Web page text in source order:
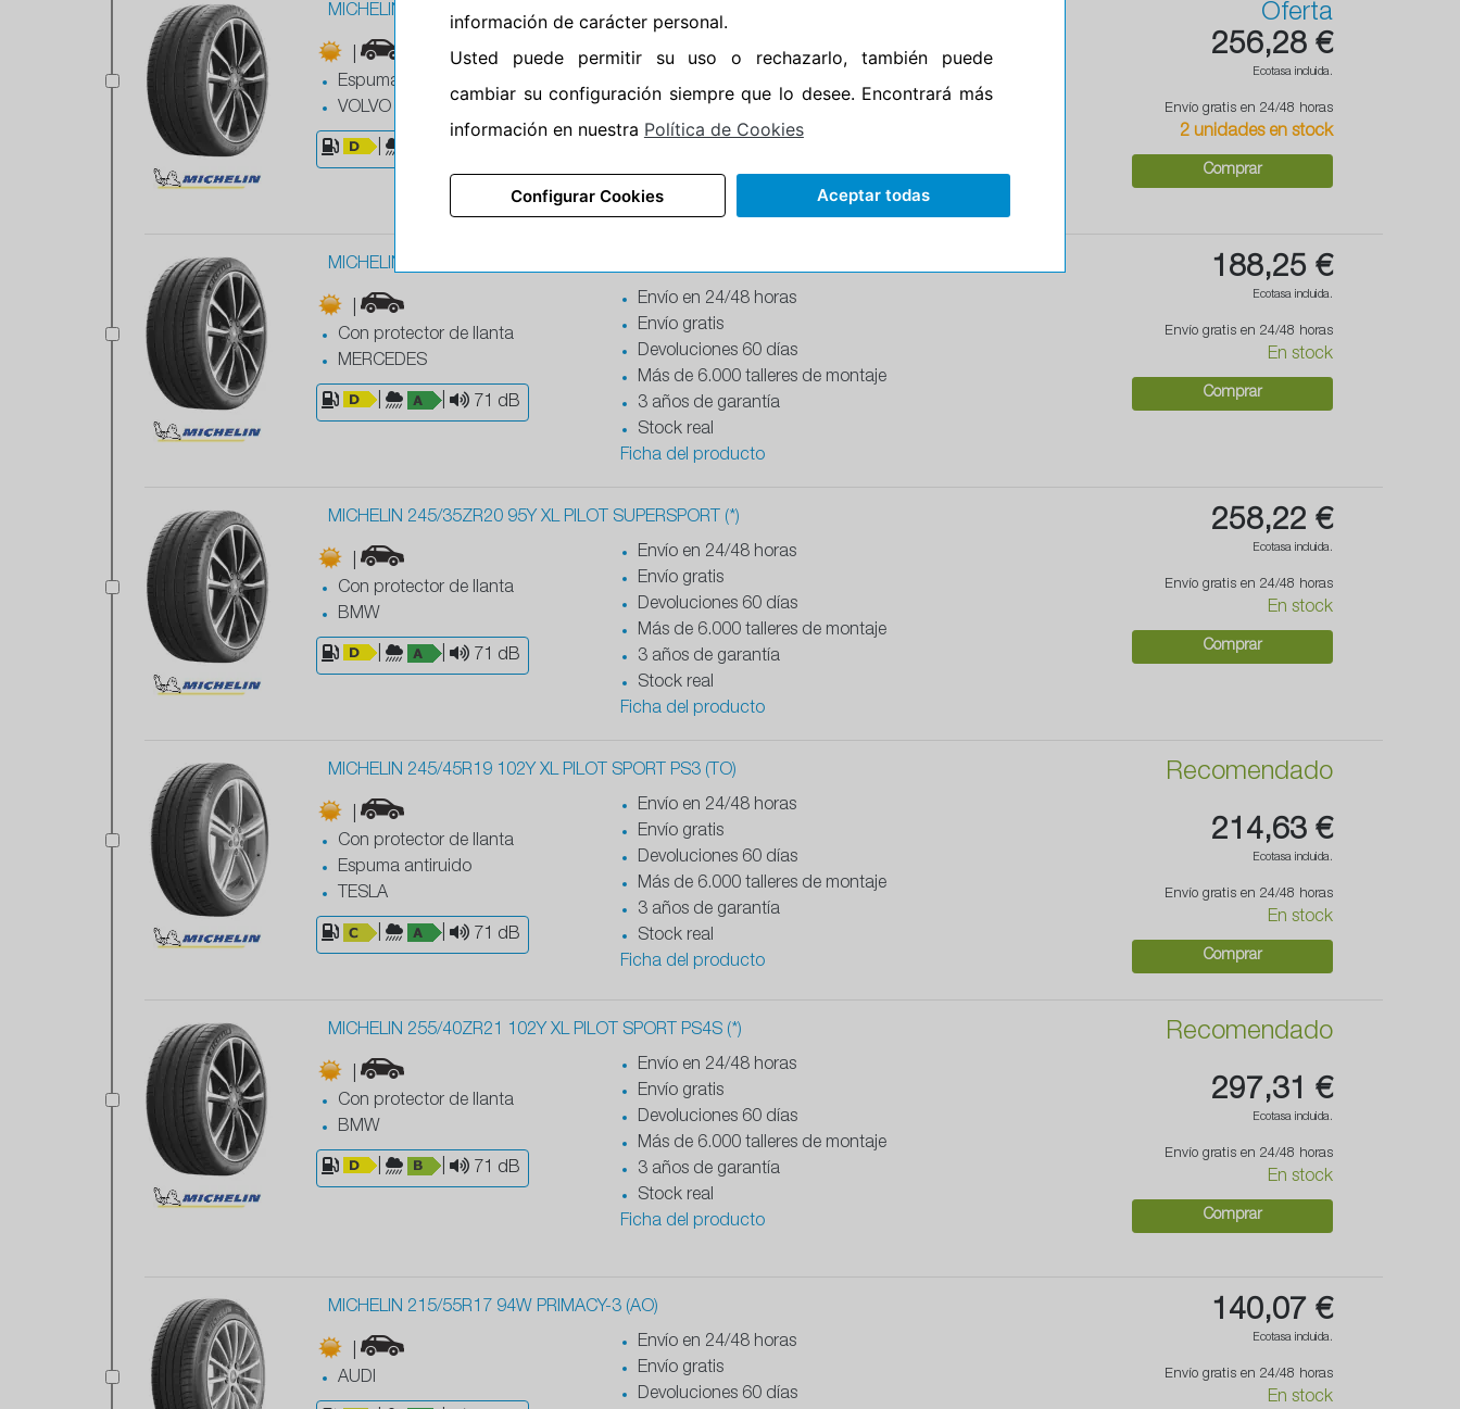
MICHELIN 245/35ZR20 95Y XL PILOT SUPERSPORT(VOL)
Espuma antiruido
VOLVO
Devoluciones 60 días
Más de 6.000 talleres de montaje
Stock real
Ficha del producto
Oferta
256,28 €
Ecotasa incluida.
Envío gratis en 24/48 horas
2 unidades en stock
Comprar
MICHELIN 235/35ZR19 91Y XL PILOT SPORT PS4S (MO1)
Con protector de llanta
MERCEDES
71 dB
Envío en 24/48 horas
Envío gratis
Devoluciones 60 días
Más de 6.000 talleres de montaje
3 años de garantía
Stock real
Ficha del producto
188,25 €
Ecotasa incluida.
Envío gratis en 24/48 horas
En stock
Comprar
MICHELIN 245/35ZR20 95Y XL PILOT SUPERSPORT (*)
Con protector de llanta
BMW
71 dB
Envío en 24/48 horas
Envío gratis
Devoluciones 60 días
Más de 6.000 talleres de montaje
3 años de garantía
Stock real
Ficha del producto
258,22 €
Ecotasa incluida.
Envío gratis en 24/48 horas
En stock
Comprar
MICHELIN 245/45R19 102Y XL PILOT SPORT PS3 (TO)
Con protector de llanta
Espuma antiruido
TESLA
71 dB
Envío en 24/48 horas
Envío gratis
Devoluciones 60 días
Más de 6.000 talleres de montaje
3 años de garantía
Stock real
Ficha del producto
Recomendado
214,63 €
Ecotasa incluida.
Envío gratis en 24/48 horas
En stock
Comprar
MICHELIN 255/40ZR21 102Y XL PILOT SPORT PS4S (*)
Con protector de llanta
BMW
71 dB
Envío en 24/48 horas
Envío gratis
Devoluciones 60 días
Más de 6.000 talleres de montaje
3 años de garantía
Stock real
Ficha del producto
Recomendado
297,31 €
Ecotasa incluida.
Envío gratis en 24/48 horas
En stock
Comprar
MICHELIN 215/55R17 94W PRIMACY-3 (AO)
AUDI
Envío en 24/48 horas
Envío gratis
Devoluciones 60 días
140,07 €
Ecotasa incluida.
Envío gratis en 24/48 horas
En stock
información de carácter personal.
Usted puede permitir su uso o rechazarlo, también puede
cambiar su configuración siempre que lo desee. Encontrará más
información en nuestra Política de Cookies
Configurar Cookies Aceptar todas